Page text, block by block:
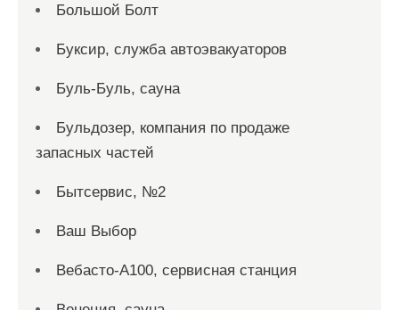
Большой Болт
Буксир, служба автоэвакуаторов
Буль-Буль, сауна
Бульдозер, компания по продаже
запасных частей
Бытсервис, №2
Ваш Выбор
Вебасто-А100, сервисная станция